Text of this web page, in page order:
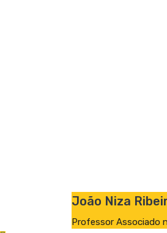
João Niza
Professor Associado